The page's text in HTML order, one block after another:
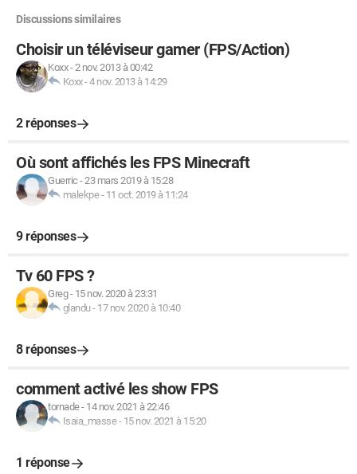
Discussions similaires
Choisir un téléviseur gamer (FPS/Action)
Koxx-2 nov. 2013 à 00:42
Koxx-4 nov. 2013 à 14:29
2 réponses
Où sont affichés les FPS Minecraft
Guerric -23 mars 2019 à 15:28
malekpe- 11 oct. 2019 à 11:24
9 réponses
Tv 60 FPS ?
Greg- 15 nov. 2020 à 23:31
glandu- 17 nov. 2020 à 10:40
8 réponses
comment activé les show FPS
tornade- 14 nov. 2021 à 22:46
Isaia_masse- 15 nov. 2021 à 15:20
1 réponse